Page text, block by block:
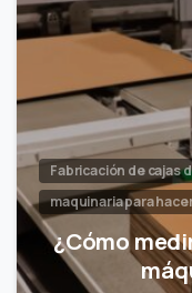
Fabricación de cajas
maquinaria para
¿Cómo